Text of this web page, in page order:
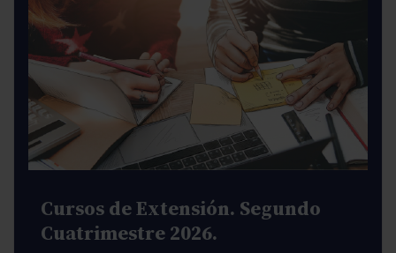
Cursos de Extensión. Segundo
Cuatrimestre 2026.